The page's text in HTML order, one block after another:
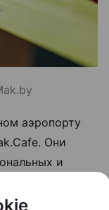
аэропорту
Они
и